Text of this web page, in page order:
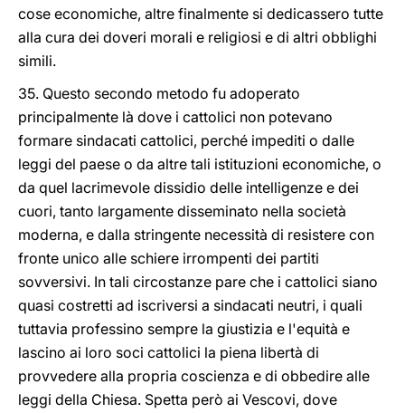
cose economiche, altre finalmente si dedicassero tutte
alla cura dei doveri morali e religiosi e di altri obblighi
simili.
35. Questo secondo metodo fu adoperato
principalmente là dove i cattolici non potevano
formare sindacati cattolici, perché impediti o dalle
leggi del paese o da altre tali istituzioni economiche, o
da quel lacrimevole dissidio delle intelligenze e dei
cuori, tanto largamente disseminato nella società
moderna, e dalla stringente necessità di resistere con
fronte unico alle schiere irrompenti dei partiti
sovversivi. In tali circostanze pare che i cattolici siano
quasi costretti ad iscriversi a sindacati neutri, i quali
tuttavia professino sempre la giustizia e l'equità e
lascino ai loro soci cattolici la piena libertà di
provvedere alla propria coscienza e di obbedire alle
leggi della Chiesa. Spetta però ai Vescovi, dove